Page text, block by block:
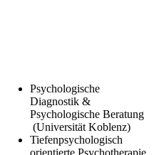
Psychologische
Diagnostik &
Psychologische Beratung
(Universität Koblenz)
Tiefenpsychologisch